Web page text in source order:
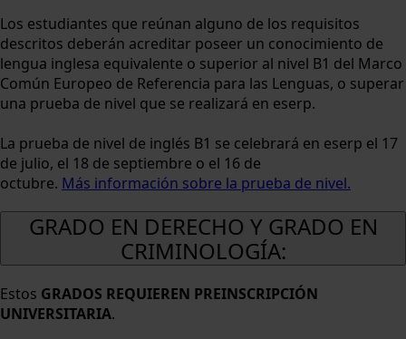
Los estudiantes que reúnan alguno de los requisitos
descritos deberán acreditar poseer un conocimiento de
lengua inglesa equivalente o superior al nivel B1 del Marco
Común Europeo de Referencia para las Lenguas, o superar
una prueba de nivel que se realizará en eserp.
La prueba de nivel de inglés B1 se celebrará en eserp el 17
de julio, el 18 de septiembre o el 16 de
octubre. Más información sobre la prueba de nivel.
GRADO EN DERECHO Y GRADO EN
CRIMINOLOGÍA:
Estos GRADOS REQUIEREN PREINSCRIPCIÓN
UNIVERSITARIA.